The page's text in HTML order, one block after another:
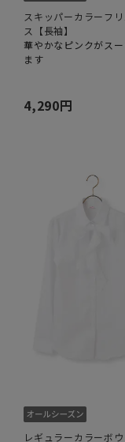
スキッパーカラーフ
ス【長袖】
華やかなピンクがス
ます
4,290円
レギュラーカラーボ